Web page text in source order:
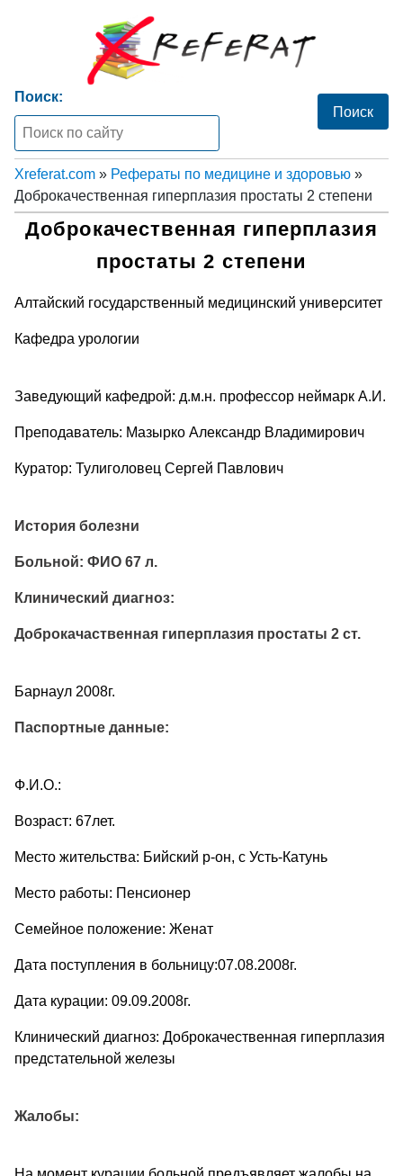
Поиск:
Xreferat.com » Рефераты по медицине и здоровью »
Доброкачественная гиперплазия простаты 2 степени
Доброкачественная гиперплазия
простаты 2 степени
Алтайский государственный медицинский университет
Кафедра урологии
Заведующий кафедрой: д.м.н. профессор неймарк А.И.
Преподаватель: Мазырко Александр Владимирович
Куратор: Тулиголовец Сергей Павлович
История болезни
Больной: ФИО 67 л.
Клинический диагноз:
Доброкачаственная гиперплазия простаты 2 ст.
Барнаул 2008г.
Паспортные данные:
Ф.И.О.:
Возраст: 67лет.
Место жительства: Бийский р-он, с Усть-Катунь
Место работы: Пенсионер
Семейное положение: Женат
Дата поступления в больницу:07.08.2008г.
Дата курации: 09.09.2008г.
Клинический диагноз: Доброкачественная гиперплазия
предстательной железы
Жалобы: